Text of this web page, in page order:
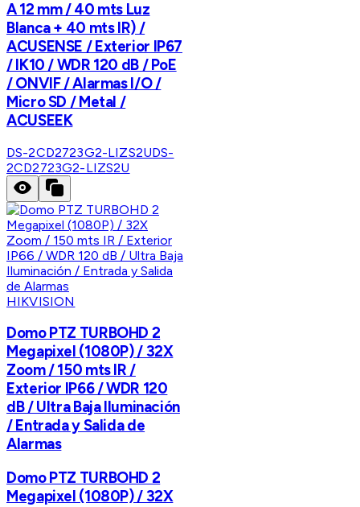
A 12 mm / 40 mts Luz
Blanca + 40 mts IR) /
ACUSENSE / Exterior IP67
/ IK10 / WDR 120 dB / PoE
/ ONVIF / Alarmas I/O /
Micro SD / Metal /
ACUSEEK
DS-2CD2723G2-LIZS2UDS-
2CD2723G2-LIZS2U
HIKVISION
Domo PTZ TURBOHD 2
Megapixel (1080P) / 32X
Zoom / 150 mts IR /
Exterior IP66 / WDR 120
dB / Ultra Baja Iluminación
/ Entrada y Salida de
Alarmas
Domo PTZ TURBOHD 2
Megapixel (1080P) / 32X